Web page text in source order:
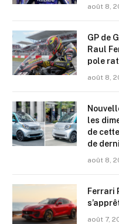
août 8,
GP de
Raul
pole
août 8,
les
de
de
août 8,
Ferrari
août 7,